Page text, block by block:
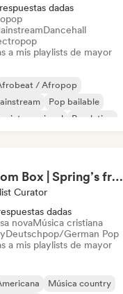
dadas
Dancehall
a mis playlists de mayor
/ Afropop
Pop bailable
internacional
Pop latino
Bloom Box | Spring’s freshest tracks
Curator
dadas
novaMúsica cristiana
Deutschpop/German Pop
a mis playlists de mayor
Música country